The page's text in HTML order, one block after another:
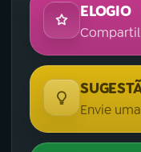
ELOGIO
Envie